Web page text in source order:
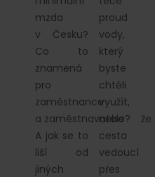
mzda
v Česku?
Co to
znamená
pro
zaměstnance
a zaměstnavatele?
A jak se to
liší od
jiných
proud
vody,
který
byste
chtěli
využít,
nebo že
cesta
vedoucí
přes